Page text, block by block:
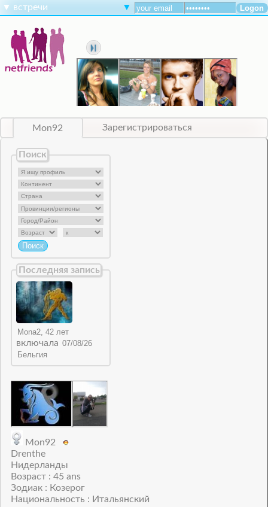
▼ встречи ▼
Mon92 Зарегистрироваться
Поиск
Последняя запись
включала
Mon92
Drenthe
Нидерланды
Возраст : 45 ans
Зодиак : Козерог
Национальность : Итальянский